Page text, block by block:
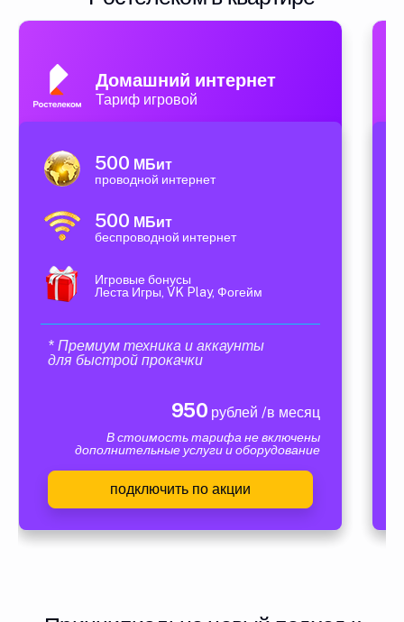
Домашний интернет
Тариф игровой
500 МБит
проводной интернет
500 МБит
беспроводной интернет
Игровые бонусы
Леста Игры, VK Play, Фогейм
* Премиум техника и аккаунты
для быстрой прокачки
950 рублей /в месяц
В стоимость тарифа не включены
дополнительные услуги и оборудование
подключить по акции